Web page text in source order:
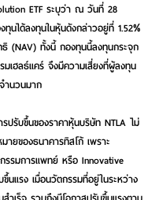
ETF ระบุว่า ณ วันที่ 28
นได้ลงทุนในหุ้นดังกล่าวอยู่ที่ 1.52%
(NAV) ทั้งนี้ กองทุนนี้ลงทุนกระจุก
เฮลธ์แคร์ จึงมีความเสี่ยงที่ผู้ลงทุน
ำนวนมาก
ปรับขึ้นของราคาหุ้นบริษัท NTLA ไม่
ายของธนาคารทิสโก้ เพราะ
รรมการแพทย์ หรือ Innovative
นแรง เมื่อนวัตกรรมที่อยู่ในระหว่าง